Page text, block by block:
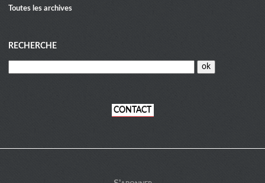
Toutes les archives
RECHERCHE
CONTACT